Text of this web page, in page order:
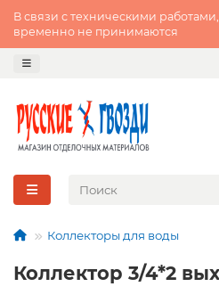
В связи с техническими
временно не принимаются
Коллекторы для воды
Коллектор 3/4*2